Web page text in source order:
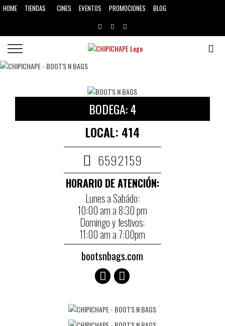
HOME TIENDAS CINES EVENTOS PROMOCIONES BLOG
BODEGA: 4
LOCAL: 414
6592159
HORARIO DE ATENCIÓN:
Lunes a Sabádo:
10:00 am a 8:30 pm
Domingo y festivos:
11:00 am a 7:00pm
bootsnbags.com